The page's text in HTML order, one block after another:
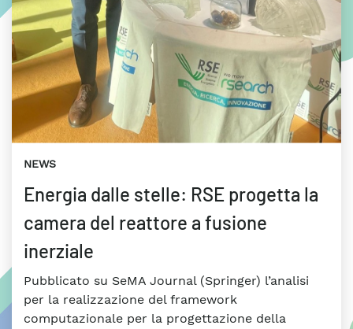
NEWS
Energia dalle stelle: RSE progetta la
camera del reattore a fusione
inerziale
Pubblicato su SeMA Journal (Springer) l’analisi
per la realizzazione del framework
computazionale per la progettazione della